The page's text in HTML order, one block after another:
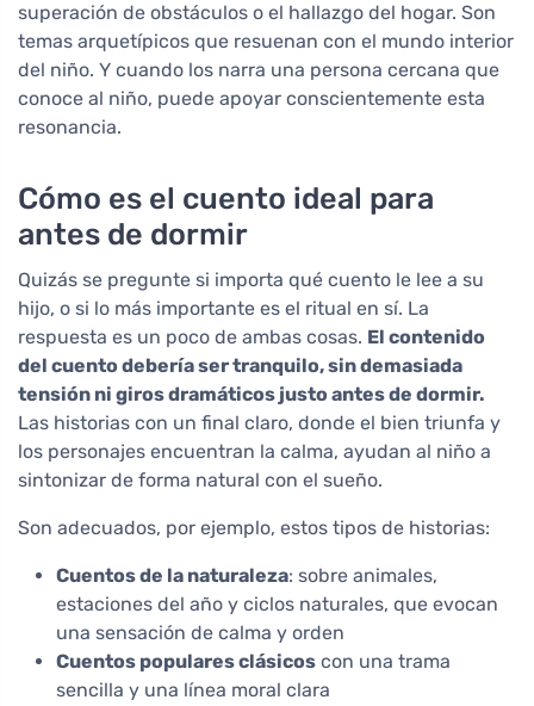
superación de obstáculos o el hallazgo del hogar. Son
temas arquetípicos que resuenan con el mundo interior
del niño. Y cuando los narra una persona cercana que
conoce al niño, puede apoyar conscientemente esta
resonancia.
Cómo es el cuento ideal para
antes de dormir
Quizás se pregunte si importa qué cuento le lee a su
hijo, o si lo más importante es el ritual en sí. La
respuesta es un poco de ambas cosas. El contenido
del cuento debería ser tranquilo, sin demasiada
tensión ni giros dramáticos justo antes de dormir.
Las historias con un final claro, donde el bien triunfa y
los personajes encuentran la calma, ayudan al niño a
sintonizar de forma natural con el sueño.
Son adecuados, por ejemplo, estos tipos de historias:
Cuentos de la naturaleza: sobre animales,
estaciones del año y ciclos naturales, que evocan
una sensación de calma y orden
Cuentos populares clásicos con una trama
sencilla y una línea moral clara